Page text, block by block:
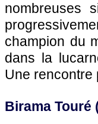
nombreuses
champion du
dans la
Une rencontre
Birama Touré